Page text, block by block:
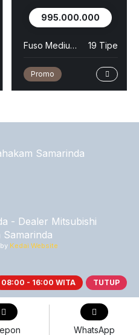
08:00 - 16:00 WITA TUTUP
995.000.000
Fuso Medium Duty 19 Tipe
Promo
Samarinda
WhatsApp
- Dealer Mitsubishi
Samarinda
Kedai Website